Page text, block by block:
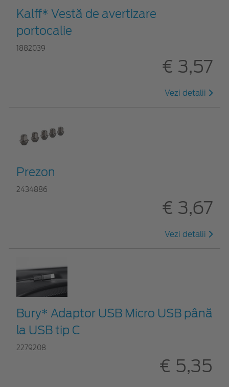
Kalff* Vestă de avertizare
portocalie
1882039
€ 3,57
Vezi detalii
Prezon
2434886
€ 3,67
Vezi detalii
Bury* Adaptor USB Micro USB până
la USB tip C
2279208
€ 5,35